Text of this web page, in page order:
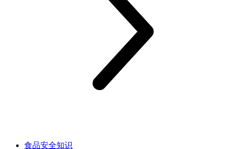
食品安全知识